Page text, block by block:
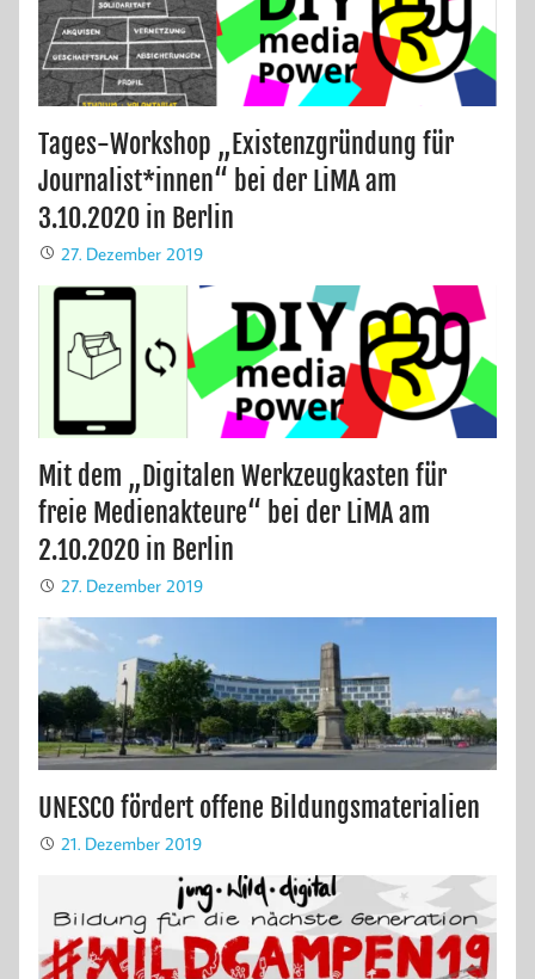
Tages-Workshop „Existenzgründung für
Journalist*innen“ bei der LiMA am
3.10.2020 in Berlin
27. Dezember 2019
Mit dem „Digitalen Werkzeugkasten für
freie Medienakteure“ bei der LiMA am
2.10.2020 in Berlin
27. Dezember 2019
UNESCO fördert offene Bildungsmaterialien
21. Dezember 2019